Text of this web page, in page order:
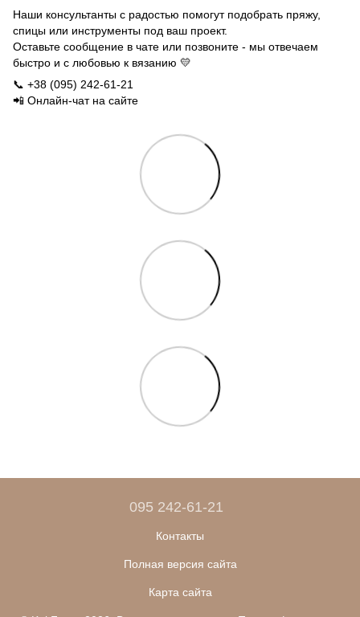
Наши консультанты с радостью помогут подобрать пряжу,
спицы или инструменты под ваш проект.
Оставьте сообщение в чате или позвоните - мы отвечаем
быстро и с любовью к вязанию 💛
📞 +38 (095) 242-61-21
📲 Онлайн-чат на сайте
095 242-61-21
Контакты
Полная версия сайта
Карта сайта